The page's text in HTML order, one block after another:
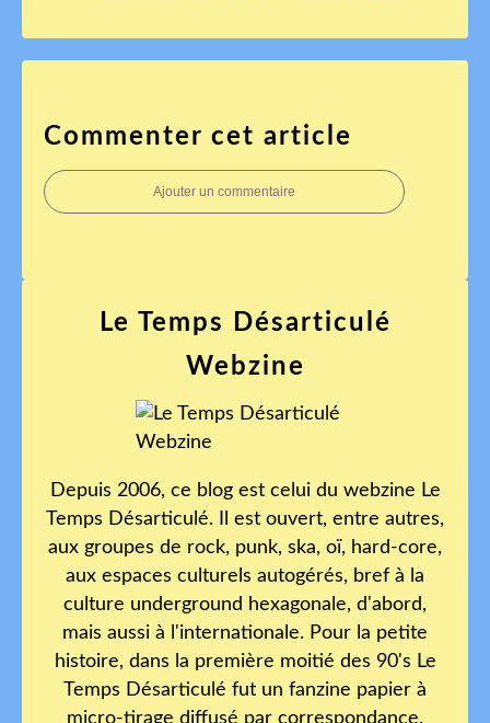
Commenter cet article
Ajouter un commentaire
Le Temps Désarticulé
Webzine
Depuis 2006, ce blog est celui du webzine Le
Temps Désarticulé. Il est ouvert, entre autres,
aux groupes de rock, punk, ska, oï, hard-core,
aux espaces culturels autogérés, bref à la
culture underground hexagonale, d'abord,
mais aussi à l'internationale. Pour la petite
histoire, dans la première moitié des 90's Le
Temps Désarticulé fut un fanzine papier à
micro-tirage diffusé par correspondance.